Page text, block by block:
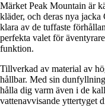
Märket Peak Mountain är
kläder, och deras nya
klara av de tuffaste
perfekta valet för
funktion.
Tillverkad av material av
hållbar. Med sin
hålla dig varm även i de
vattenavvisande yttertyget